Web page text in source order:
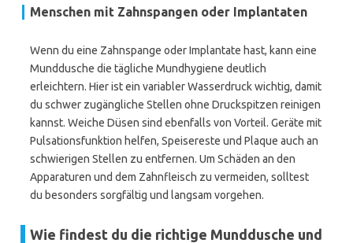
Menschen mit Zahnspangen oder Implantaten
Wenn du eine Zahnspange oder Implantate hast, kann eine
Munddusche die tägliche Mundhygiene deutlich
erleichtern. Hier ist ein variabler Wasserdruck wichtig, damit
du schwer zugängliche Stellen ohne Druckspitzen reinigen
kannst. Weiche Düsen sind ebenfalls von Vorteil. Geräte mit
Pulsationsfunktion helfen, Speisereste und Plaque auch an
schwierigen Stellen zu entfernen. Um Schäden an den
Apparaturen und dem Zahnfleisch zu vermeiden, solltest
du besonders sorgfältig und langsam vorgehen.
Wie findest du die richtige Munddusche und